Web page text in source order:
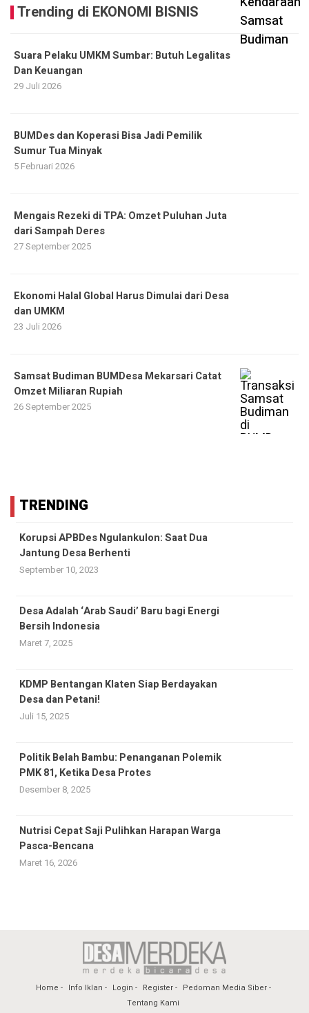
Trending di EKONOMI BISNIS
Suara Pelaku UMKM Sumbar: Butuh Legalitas
Dan Keuangan
29 Juli 2026
BUMDes dan Koperasi Bisa Jadi Pemilik
Sumur Tua Minyak
5 Februari 2026
Mengais Rezeki di TPA: Omzet Puluhan Juta
dari Sampah Deres
27 September 2025
Ekonomi Halal Global Harus Dimulai dari Desa
dan UMKM
23 Juli 2026
Samsat Budiman BUMDesa Mekarsari Catat
Omzet Miliaran Rupiah
26 September 2025
TRENDING
Korupsi APBDes Ngulankulon: Saat Dua
Jantung Desa Berhenti
September 10, 2023
Desa Adalah ‘Arab Saudi’ Baru bagi Energi
Bersih Indonesia
Maret 7, 2025
KDMP Bentangan Klaten Siap Berdayakan
Desa dan Petani!
Juli 15, 2025
Politik Belah Bambu: Penanganan Polemik
PMK 81, Ketika Desa Protes
Desember 8, 2025
Nutrisi Cepat Saji Pulihkan Harapan Warga
Pasca-Bencana
Maret 16, 2026
Home Info Iklan Login Register
Pedoman Media Siber
Tentang Kami